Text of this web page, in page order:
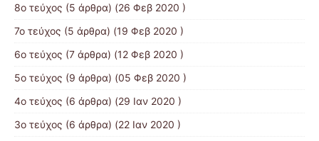
8ο τεύχος (5 άρθρα) (26 Φεβ 2020 )
7ο τεύχος (5 άρθρα) (19 Φεβ 2020 )
6ο τεύχος (7 άρθρα) (12 Φεβ 2020 )
5ο τεύχος (9 άρθρα) (05 Φεβ 2020 )
4ο τεύχος (6 άρθρα) (29 Ιαν 2020 )
3ο τεύχος (6 άρθρα) (22 Ιαν 2020 )